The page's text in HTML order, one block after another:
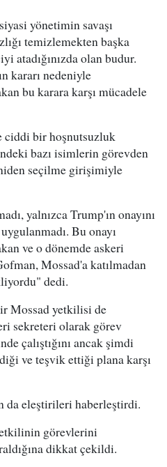
yönetimin savaşı
temizlemekten başka
atadığınızda olan budur.
kararı nedeniyle
bu karara karşı mücadele
ciddi bir hoşnutsuzluk
bazı isimlerin görevden
seçilme girişimiyle
yalnızca Trump'ın onayını
Bu onayı
ve o dönemde askeri
Mossad'a katılmadan
dedi.
Mossad yetkilisi de
sekreteri olarak görev
çalıştığını ancak şimdi
ve teşvik ettiği plana karşı
da eleştirileri haberleştirdi.
görevlerini
dikkat çekildi.